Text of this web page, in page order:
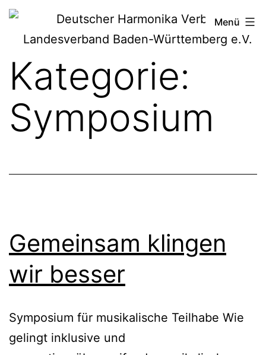
Zum
Deutscher
Harmonika-
Verband
Menü
Kategorie:
Symposium
Gemeinsam klingen
wir besser
Symposium für musikalische Teilhabe Wie
gelingt inklusive und